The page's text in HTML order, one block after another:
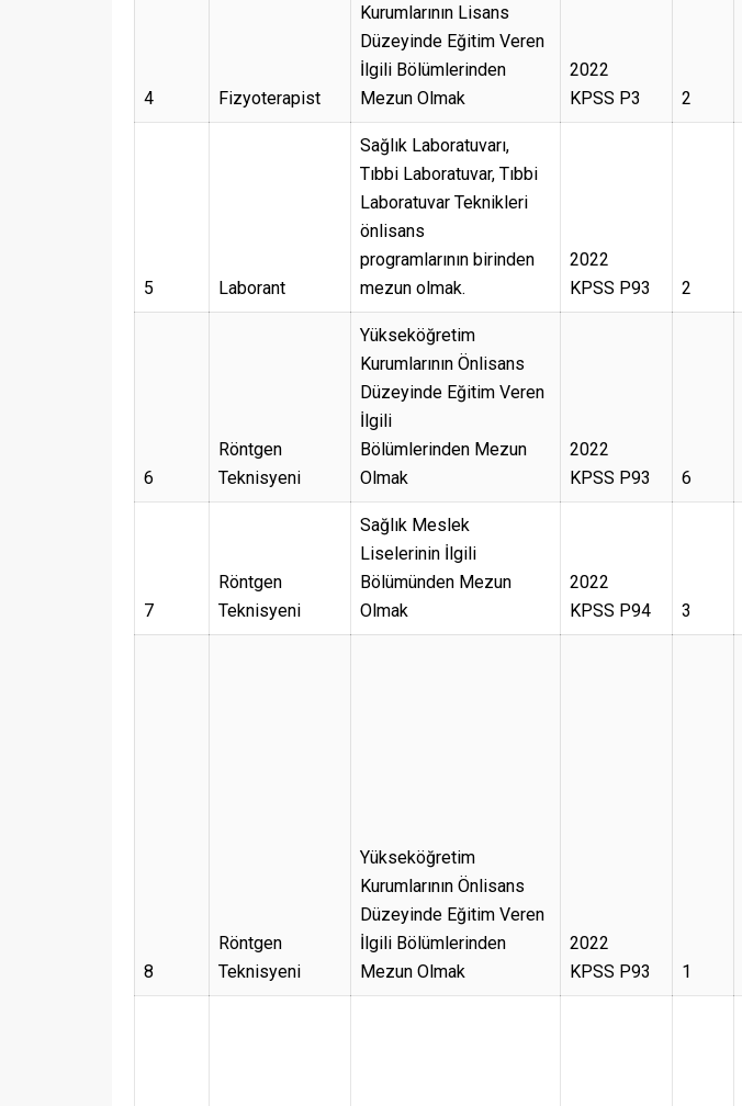
4 Fizyoterapist
Kurumlarının Lisans
Düzeyinde Eğitim Veren
İlgili Bölümlerinden
Mezun Olmak
2022
KPSS P3
2
5 Laborant
Sağlık Laboratuvarı,
Tıbbi Laboratuvar, Tıbbi
Laboratuvar Teknikleri
önlisans
programlarının birinden
mezun olmak.
2022
KPSS P93
2
6
Röntgen
Teknisyeni
Yükseköğretim
Kurumlarının Önlisans
Düzeyinde Eğitim Veren
İlgili
Bölümlerinden Mezun
Olmak
2022
KPSS P93
6
7
Röntgen
Teknisyeni
Sağlık Meslek
Liselerinin İlgili
Bölümünden Mezun
Olmak
2022
KPSS P94
3
8
Röntgen
Teknisyeni
Yükseköğretim
Kurumlarının Önlisans
Düzeyinde Eğitim Veren
İlgili Bölümlerinden
Mezun Olmak
2022
KPSS P93
1